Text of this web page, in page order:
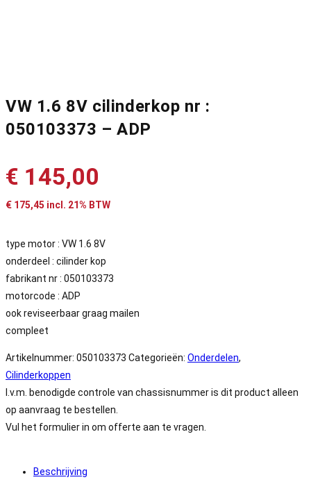
VW 1.6 8V cilinderkop nr :
050103373 – ADP
€ 145,00
€ 175,45 incl. 21% BTW
type motor : VW 1.6 8V
onderdeel : cilinder kop
fabrikant nr : 050103373
motorcode : ADP
ook reviseerbaar graag mailen
compleet
Artikelnummer: 050103373 Categorieën: Onderdelen,
Cilinderkoppen
I.v.m. benodigde controle van chassisnummer is dit product alleen
op aanvraag te bestellen.
Vul het formulier in om offerte aan te vragen.
Beschrijving